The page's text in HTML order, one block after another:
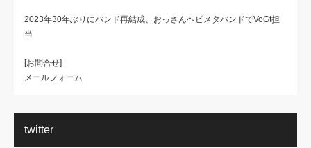
2023年30年ぶりにバンド再結成、おっさんヘビメタバンドでVoGt担
当
[お問合せ]
メールフォーム
twitter